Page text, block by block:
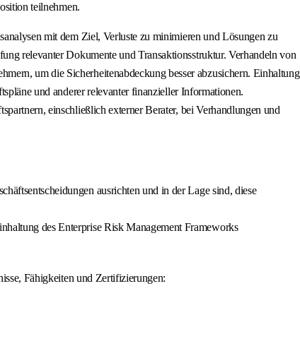
teilnehmen.
mit dem Ziel, Verluste zu minimieren und Lösungen zu
relevanter Dokumente und Transaktionsstruktur. Verhandeln von
um die Sicherheitenabdeckung besser abzusichern. Einhaltung
und anderer relevanter finanzieller Informationen.
einschließlich externer Berater, bei Verhandlungen und
ausrichten und in der Lage sind, diese
des Enterprise Risk Management Frameworks
Fähigkeiten und Zertifizierungen: